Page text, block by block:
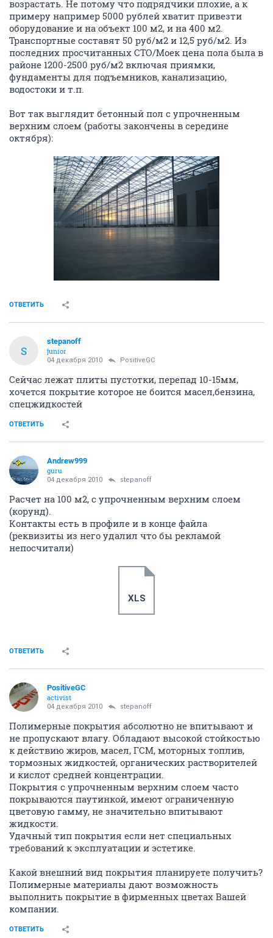
возрастать. Не потому что подрядчики плохие, а к
примеру например 5000 рублей хватит привезти
оборудование и на объект 100 м2, и на 400 м2.
Транспортные составят 50 руб/м2 и 12,5 руб/м2. Из
последних просчитанных СТО/Моек цена пола была в
районе 1200-2500 руб/м2 включая приямки,
фундаменты для подъемников, канализацию,
водостоки и т.п.
Вот так выглядит бетонный пол с упрочненным
верхним слоем (работы закончены в середине
октября):
ОТВЕТИТЬ
S
stepanoff
junior
04 декабря 2010 PositiveGC
Сейчас лежат плиты пустотки, перепад 10-15мм,
хочется покрытие которое не боится масел,бензина,
спецжидкостей
ОТВЕТИТЬ
Andrew999
guru
04 декабря 2010 stepanoff
Расчет на 100 м2, с упрочненным верхним слоем
(корунд).
Контакты есть в профиле и в конце файла
(реквизиты из него удалил что бы рекламой
непосчитали)
XLS
ОТВЕТИТЬ
PositiveGC
activist
04 декабря 2010 stepanoff
Полимерные покрытия абсолютно не впитывают и
не пропускают влагу. Обладают высокой стойкостью
к действию жиров, масел, ГСМ, моторных топлив,
тормозных жидкостей, органических растворителей
и кислот средней концентрации.
Покрытия с упрочненным верхним слоем часто
покрываются паутинкой, имеют ограниченную
цветовую гамму, не значительно впитывают
жидкости.
Удачный тип покрытия если нет специальных
требований к эксплуатации и эстетике.
Какой внешний вид покрытия планируете получить?
Полимерные материалы дают возможность
выполнить покрытие в фирменных цветах Вашей
компании.
ОТВЕТИТЬ